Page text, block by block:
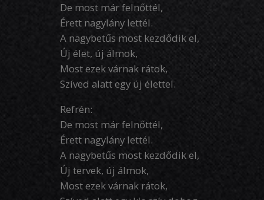
De most már felnőttél,
Érett nagylány lettél.
A nagybetűs most kezdődik el,
Új élet, új álmok,
Most ezek várnak rátok,
Szíved alatt egy új élettel.
Refrén:
De most már felnőttél,
Érett nagylány lettél.
A nagybetűs most kezdődik el,
Új tervek, új álmok,
Most ezek várnak rátok,